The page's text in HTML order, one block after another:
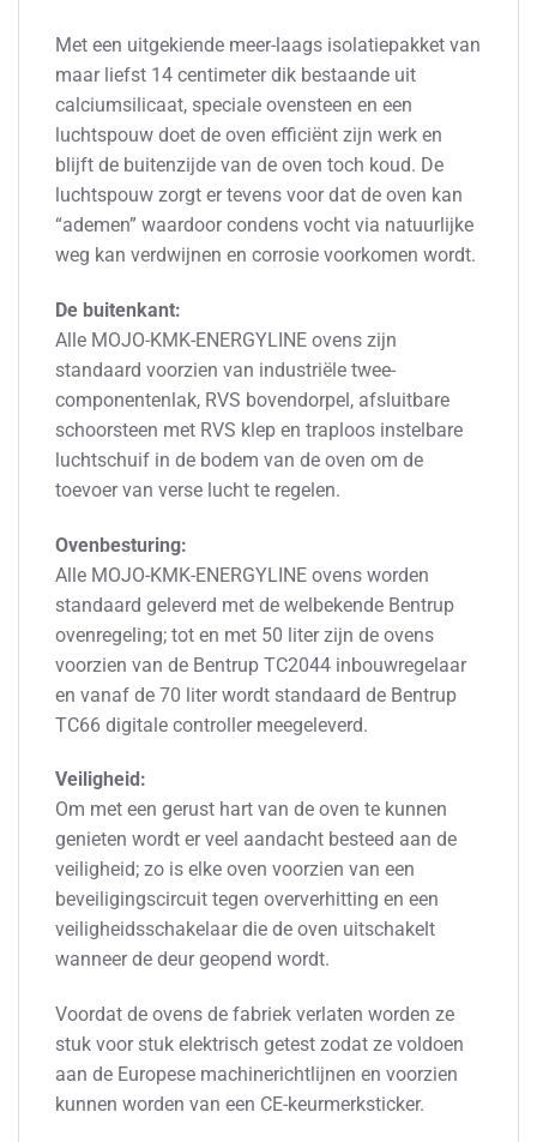
Met een uitgekiende meer-laags isolatiepakket van
maar liefst 14 centimeter dik bestaande uit
calciumsilicaat, speciale ovensteen en een
luchtspouw doet de oven efficiënt zijn werk en
blijft de buitenzijde van de oven toch koud. De
luchtspouw zorgt er tevens voor dat de oven kan
“ademen” waardoor condens vocht via natuurlijke
weg kan verdwijnen en corrosie voorkomen wordt.
De buitenkant:
Alle MOJO-KMK-ENERGYLINE ovens zijn
standaard voorzien van industriële twee-
componentenlak, RVS bovendorpel, afsluitbare
schoorsteen met RVS klep en traploos instelbare
luchtschuif in de bodem van de oven om de
toevoer van verse lucht te regelen.
Ovenbesturing:
Alle MOJO-KMK-ENERGYLINE ovens worden
standaard geleverd met de welbekende Bentrup
ovenregeling; tot en met 50 liter zijn de ovens
voorzien van de Bentrup TC2044 inbouwregelaar
en vanaf de 70 liter wordt standaard de Bentrup
TC66 digitale controller meegeleverd.
Veiligheid:
Om met een gerust hart van de oven te kunnen
genieten wordt er veel aandacht besteed aan de
veiligheid; zo is elke oven voorzien van een
beveiligingscircuit tegen oververhitting en een
veiligheidsschakelaar die de oven uitschakelt
wanneer de deur geopend wordt.
Voordat de ovens de fabriek verlaten worden ze
stuk voor stuk elektrisch getest zodat ze voldoen
aan de Europese machinerichtlijnen en voorzien
kunnen worden van een CE-keurmerksticker.